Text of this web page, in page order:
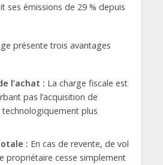
ses émissions de 29 % depuis
présente trois avantages
l’achat : La charge fiscale est
pas l’acquisition de
technologiquement plus
: En cas de revente, de vol
propriétaire cesse simplement